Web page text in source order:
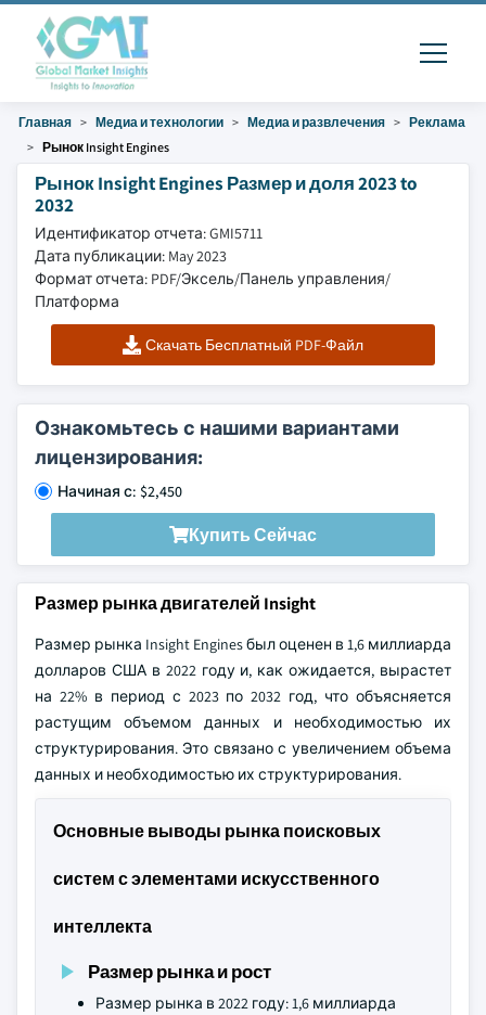
Главная Медиа и технологии Медиа и развлечения
Реклама
Рынок Insight Engines
Рынок Insight Engines Размер и доля 2023 to
2032
Идентификатор отчета: GMI5711
Дата публикации: May 2023
Формат отчета: PDF/Эксель/Панель управления/
Платформа
Скачать Бесплатный PDF-Файл
Ознакомьтесь с нашими вариантами
лицензирования:
Начиная с: $2,450
Купить Сейчас
Размер рынка двигателей Insight
Размер рынка Insight Engines был оценен в 1,6 миллиарда
долларов США в 2022 году и, как ожидается, вырастет
на 22% в период с 2023 по 2032 год, что объясняется
растущим объемом данных и необходимостью их
структурирования. Это связано с увеличением объема
данных и необходимостью их структурирования.
Основные выводы рынка поисковых
систем с элементами искусственного
интеллекта
Размер рынка и рост
Размер рынка в 2022 году: 1,6 миллиарда